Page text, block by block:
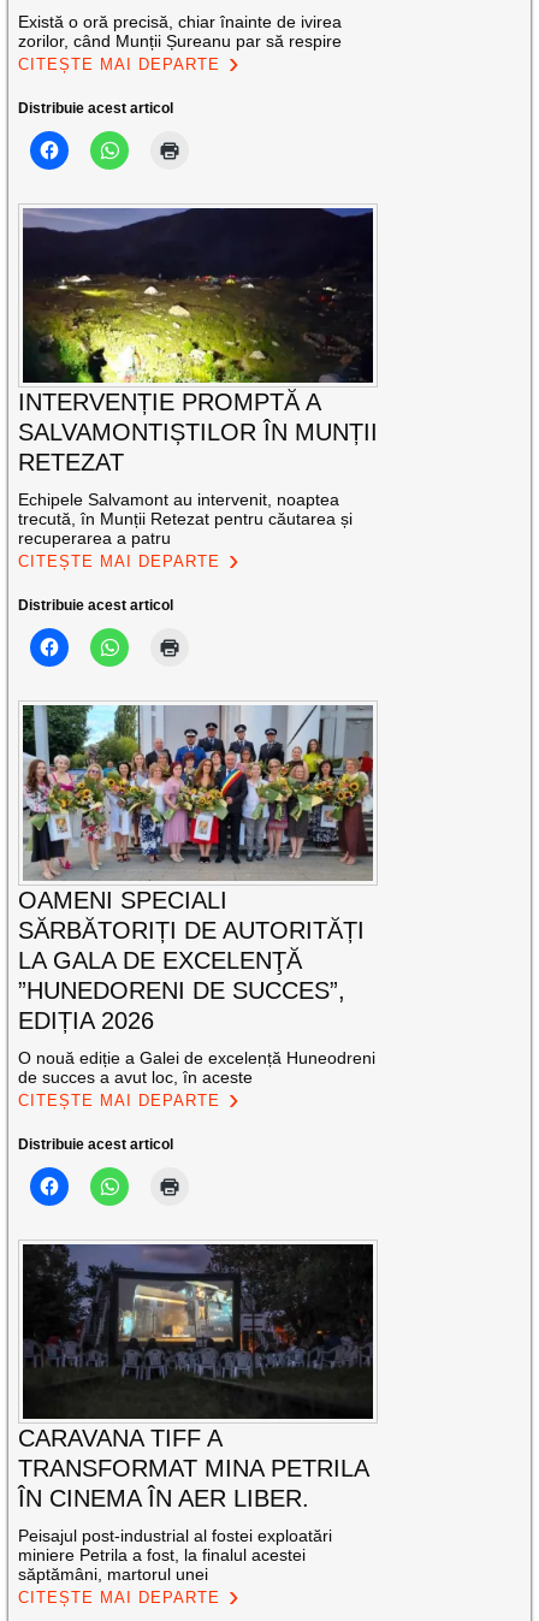
Există o oră precisă, chiar înainte de ivirea
zorilor, când Munții Șureanu par să respire
CITEȘTE MAI DEPARTE
Distribuie acest articol
INTERVENȚIE PROMPTĂ A
SALVAMONTIȘTILOR ÎN MUNȚII
RETEZAT
Echipele Salvamont au intervenit, noaptea
trecută, în Munții Retezat pentru căutarea și
recuperarea a patru
CITEȘTE MAI DEPARTE
Distribuie acest articol
OAMENI SPECIALI
SĂRBĂTORIȚI DE AUTORITĂȚI
LA GALA DE EXCELENŢĂ
”HUNEDORENI DE SUCCES”,
EDIȚIA 2026
O nouă ediție a Galei de excelență Huneodreni
de succes a avut loc, în aceste
CITEȘTE MAI DEPARTE
Distribuie acest articol
CARAVANA TIFF A
TRANSFORMAT MINA PETRILA
ÎN CINEMA ÎN AER LIBER.
Peisajul post-industrial al fostei exploatări
miniere Petrila a fost, la finalul acestei
săptămâni, martorul unei
CITEȘTE MAI DEPARTE